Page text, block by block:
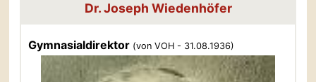
Dr. Joseph Wiedenhöfer
Gymnasialdirektor (von VOH - 31.08.1936)